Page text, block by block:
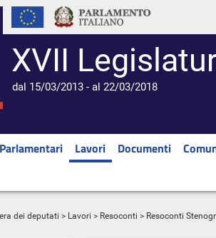
XVII
dal 15/03/2013 - al 22/03/2018
Lavori Documenti
dei deputati > Lavori > Resoconti > Resoconti